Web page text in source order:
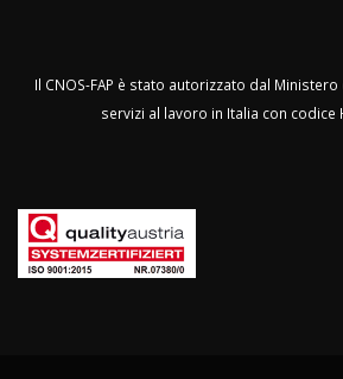
Il CNOS-FAP è stato autorizzato dal
servizi al lavoro in Italia con codice